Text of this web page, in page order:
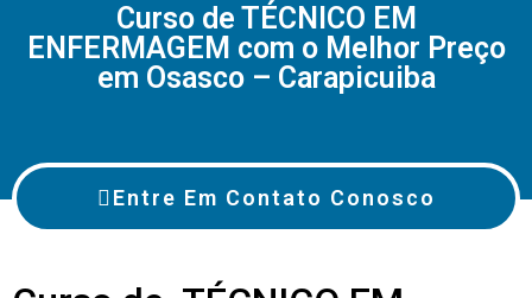
Curso de TÉCNICO EM
ENFERMAGEM com o Melhor Preço
em Osasco – Carapicuiba
Entre Em Contato Conosco